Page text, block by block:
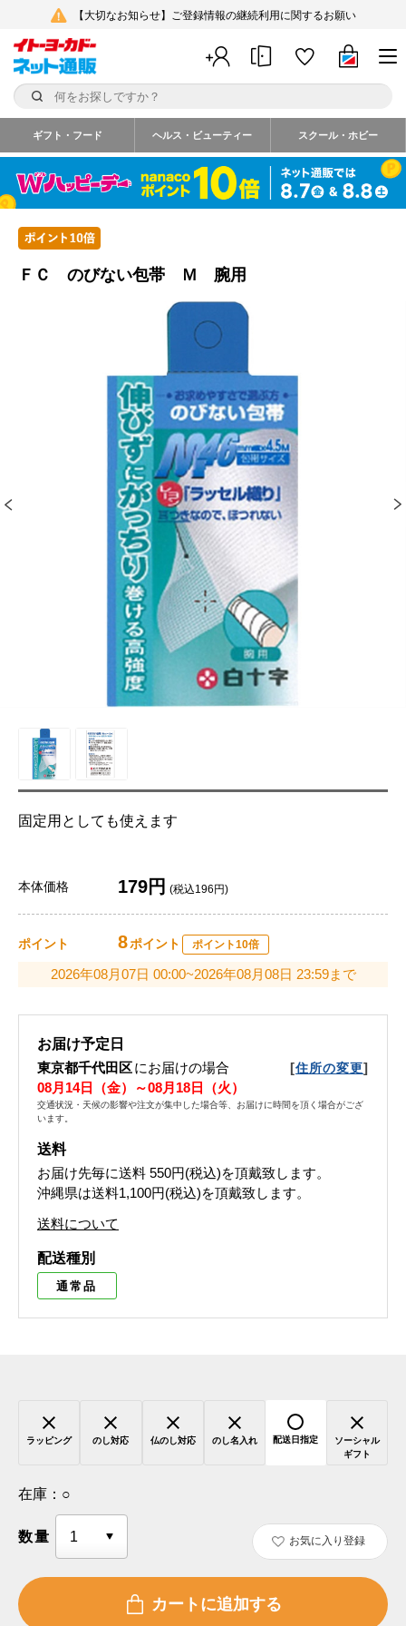
【大切なお知らせ】ご登録情報の継続利用に関するお願い
ギフト・フード ヘルス・ビューティー スクール・ホビー
ＦＣ のびない包帯 Ｍ 腕用
固定用としても使えます
本体価格 179円 (税込196円)
ポイント 8ポイント ポイント10倍
2026年08月07日 00:00~2026年08月08日 23:59まで
お届け予定日
東京都千代田区にお届けの場合 [住所の変更]
08月14日（金）～08月18日（火）
交通状況・天候の影響や注文が集中した場合等、お届けに時間を頂く場合がござ
います。
送料
お届け先毎に送料 550円(税込)を頂戴致します。
沖縄県は送料1,100円(税込)を頂戴致します。
送料について
配送種別
通常品
ラッピング のし対応 仏のし対応 のし名入れ 配送日指定
ソーシャル
ギフト
在庫： ○
数量 お気に入り登録